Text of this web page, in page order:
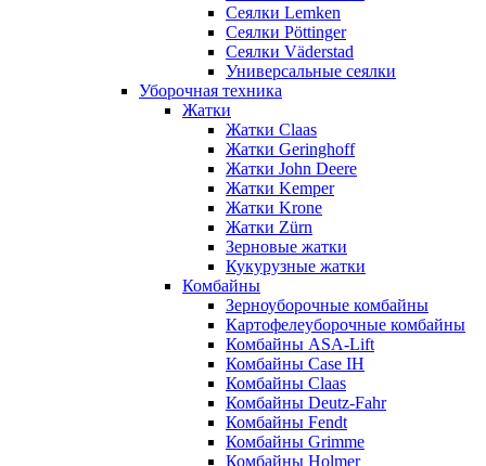
Сеялки Lemken
Сеялки Pöttinger
Сеялки Väderstad
Универсальные сеялки
Уборочная техника
Жатки
Жатки Claas
Жатки Geringhoff
Жатки John Deere
Жатки Kemper
Жатки Krone
Жатки Zürn
Зерновые жатки
Кукурузные жатки
Комбайны
Зерноуборочные комбайны
Картофелеуборочные комбайны
Комбайны ASA-Lift
Комбайны Case IH
Комбайны Claas
Комбайны Deutz-Fahr
Комбайны Fendt
Комбайны Grimme
Комбайны Holmer